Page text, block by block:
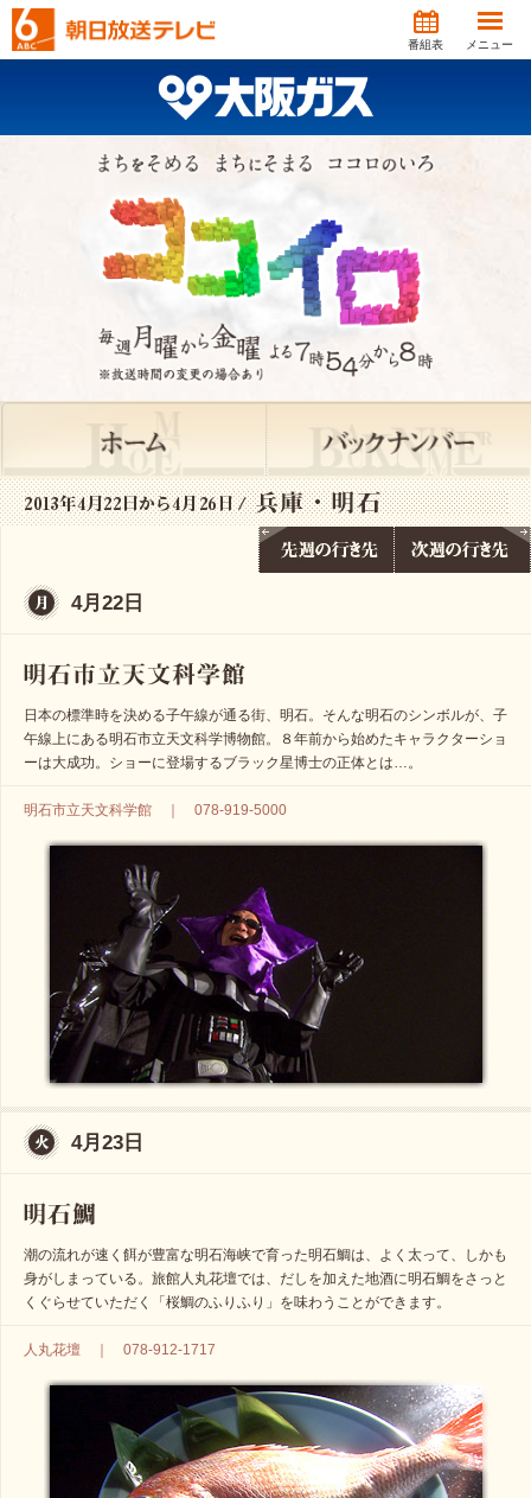
番組表 メニュー
4月22日
日本の標準時を決める子午線が通る街、明石。そんな明石のシンボルが、子
午線上にある明石市立天文科学博物館。８年前から始めたキャラクターショ
ーは大成功。ショーに登場するブラック星博士の正体とは…。
明石市立天文科学館 ｜ 078-919-5000
4月23日
潮の流れが速く餌が豊富な明石海峡で育った明石鯛は、よく太って、しかも
身がしまっている。旅館人丸花壇では、だしを加えた地酒に明石鯛をさっと
くぐらせていただく「桜鯛のふりふり」を味わうことができます。
人丸花壇 ｜ 078-912-1717